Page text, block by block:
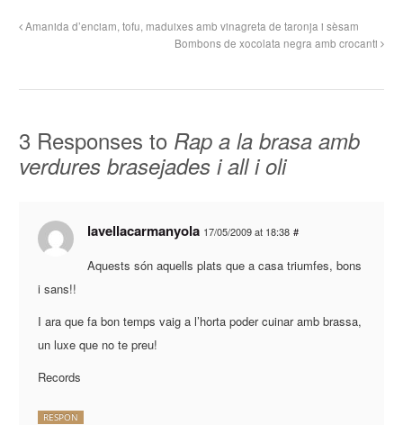
Amanida d’enciam, tofu, maduixes amb vinagreta de taronja i sèsam
Bombons de xocolata negra amb crocanti
3 Responses to Rap a la brasa amb
verdures brasejades i all i oli
lavellacarmanyola 17/05/2009 at 18:38 #
Aquests són aquells plats que a casa triumfes, bons
i sans!!
I ara que fa bon temps vaig a l’horta poder cuinar amb brassa,
un luxe que no te preu!
Records
RESPON